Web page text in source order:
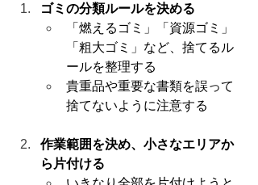
ゴミの分類ルールを決める
「燃えるゴミ」「資源ゴミ」
「粗大ゴミ」など、捨てるル
ールを整理する
貴重品や重要な書類を誤って
捨てないように注意する
作業範囲を決め、小さなエリアか
ら片付ける